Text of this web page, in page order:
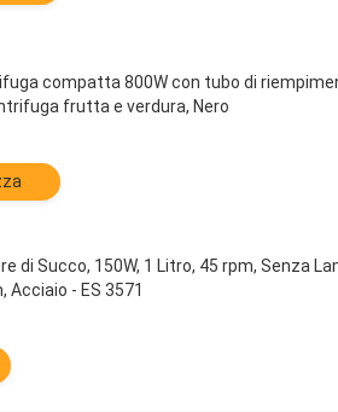
compatta 800W con tubo di
frutta e verdura, Nero
di Succo, 150W, 1 Litro, 45 rpm, Senza
Acciaio - ES 3571